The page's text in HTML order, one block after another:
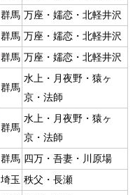
群馬 万座・嬬恋・北軽井沢
群馬 万座・嬬恋・北軽井沢
群馬 万座・嬬恋・北軽井沢
群馬
水上・月夜野・猿ヶ
京・法師
群馬
水上・月夜野・猿ヶ
京・法師
群馬 四万・吾妻・川原場
埼玉 秩父・長瀬